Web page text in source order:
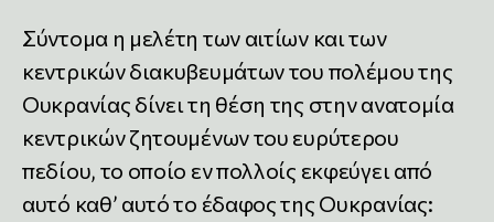
Σύντομα η μελέτη των αιτίων και των
κεντρικών διακυβευμάτων του πολέμου της
Ουκρανίας δίνει τη θέση της στην ανατομία
κεντρικών ζητουμένων του ευρύτερου
πεδίου, το οποίο εν πολλοίς εκφεύγει από
αυτό καθ’ αυτό το έδαφος της Ουκρανίας: